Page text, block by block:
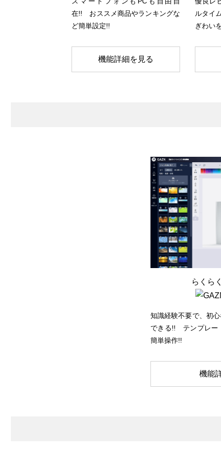
在!! おススメ商品やランキングな
ど簡単設定!!
機能詳細を見る
ルタイ
ぎわい
らくら
知識経験不要で、初
できる!! テンプレー
簡単操作!!
機能